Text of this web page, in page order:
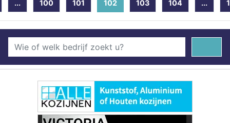
... 100 101 102(current)
103 104 ...